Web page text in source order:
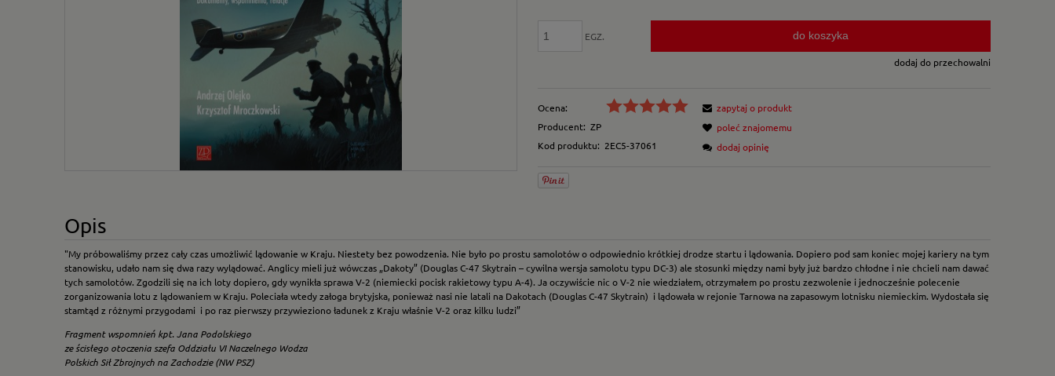
EGZ. do koszyka
dodaj do przechowalni
Ocena:
Producent: ZP
Kod produktu: 2EC5-37061
zapytaj o produkt
poleć znajomemu
dodaj opinię
Opis
"My próbowaliśmy przez cały czas umożliwić lądowanie w Kraju. Niestety bez powodzenia. Nie było po prostu samolotów o odpowiednio krótkiej drodze startu i lądowania. Dopiero pod sam koniec mojej kariery na tym
stanowisku, udało nam się dwa razy wylądować. Anglicy mieli już wówczas „Dakoty” (Douglas C-47 Skytrain – cywilna wersja samolotu typu DC-3) ale stosunki między nami były już bardzo chłodne i nie chcieli nam dawać
tych samolotów. Zgodzili się na ich loty dopiero, gdy wynikła sprawa V-2 (niemiecki pocisk rakietowy typu A-4). Ja oczywiście nic o V-2 nie wiedziałem, otrzymałem po prostu zezwolenie i jednocześnie polecenie
zorganizowania lotu z lądowaniem w Kraju. Poleciała wtedy załoga brytyjska, ponieważ nasi nie latali na Dakotach (Douglas C-47 Skytrain) i lądowała w rejonie Tarnowa na zapasowym lotnisku niemieckim. Wydostała się
stamtąd z różnymi przygodami i po raz pierwszy przywieziono ładunek z Kraju właśnie V-2 oraz kilku ludzi”
Fragment wspomnień kpt. Jana Podolskiego
ze ścisłego otoczenia szefa Oddziału VI Naczelnego Wodza
Polskich Sił Zbrojnych na Zachodzie (NW PSZ)